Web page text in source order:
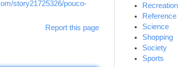
story21725326/pouco-
Report this page
Recreation
Reference
Science
Shopping
Society
Sports